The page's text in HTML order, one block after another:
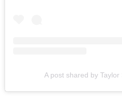
A post shared by